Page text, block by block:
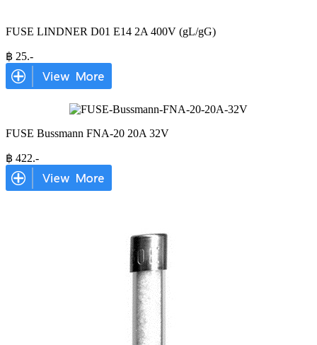
FUSE LINDNER D01 E14 2A 400V (gL/gG)
฿ 25.-
FUSE Bussmann FNA-20 20A 32V
฿ 422.-